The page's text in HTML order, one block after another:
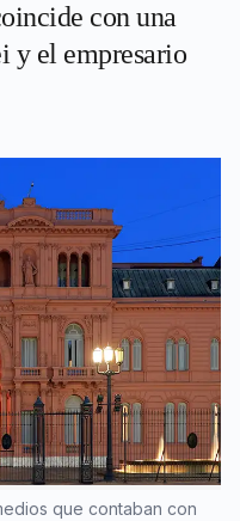
con una
y el empresario
que contaban con